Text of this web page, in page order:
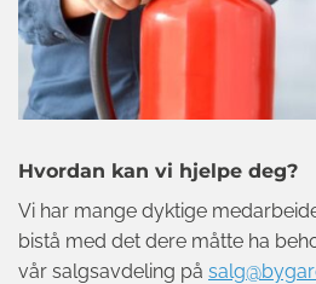
Hvordan kan vi hjelpe deg?
Vi har mange dyktige
bistå med det dere måtte ha
vår salgsavdeling på